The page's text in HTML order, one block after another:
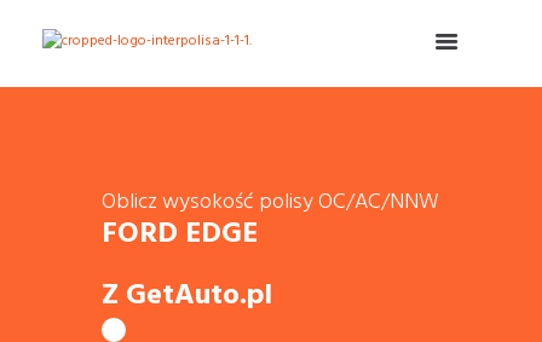
Oblicz wysokość polisy OC/AC/NNW
FORD EDGE
Z GetAuto.pl